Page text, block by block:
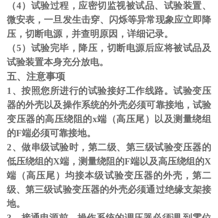
（4）试验过程，应密切监视被试品、试验装置、
微安表，一旦发生击穿、闪烁等异常现象应立即降
压，切断电源，并查明原因，详细记录。
（5）试验完毕，降压，切断电源后应将被试品及
试验装置本身充分放电。
五、注意事项
1、按照您所进行的试验接好工作线路。试验变压
器的外壳以及操作系统的外壳必须可靠接地，试验
变压器的高压绕阻的x端（高压尾）以及测量绕组
的F端必须可靠接地。
2、做串级试验时，第二级、第三级试验变压器的
低压绕组的X端，测量绕阻的F端以及高压绕组的X
端（高压尾）均接本级试验变压器的外壳，第二
级、第三级试验变压器的外壳必须通过绝缘支架接
地。